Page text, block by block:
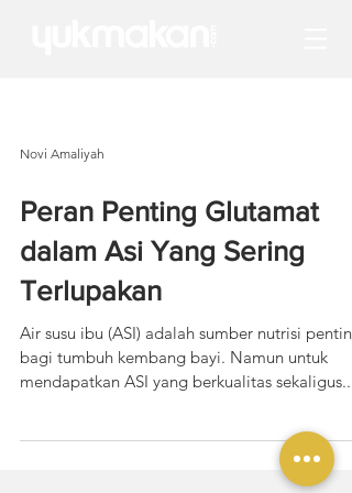
Novi Amaliyah
Peran Penting Glutamat
dalam Asi Yang Sering
Terlupakan
Air susu ibu (ASI) adalah sumber nutrisi penting
bagi tumbuh kembang bayi. Namun untuk
mendapatkan ASI yang berkualitas sekaligus...